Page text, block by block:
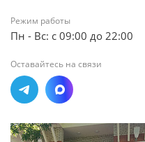
Режим работы
Пн - Вс: с 09:00 до 22:00
Оставайтесь на связи